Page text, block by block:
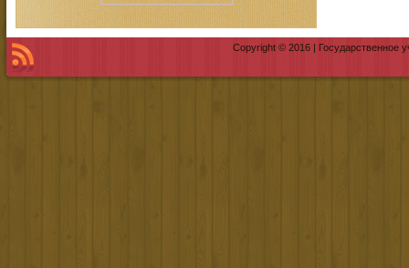
Copyright © 2016 | Государственное